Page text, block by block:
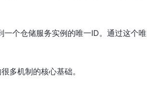
个仓储服务实例的唯一ID。通过这个唯
多机制的核心基础。